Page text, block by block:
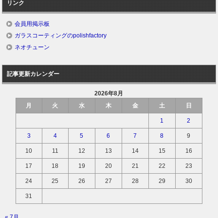
リンク
会員用掲示板
ガラスコーティングのpolishfactory
ネオチューン
記事更新カレンダー
2026年8月
月
火 水 木 金 土 日
1 2
3 4 5 6 7 8 9
10 11 12 13 14 15 16
17 18 19 20 21 22 23
24 25 26 27 28 29 30
31